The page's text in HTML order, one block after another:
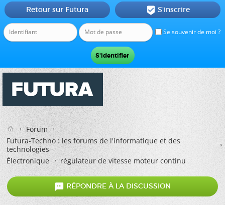
Se souvenir de moi ?
Retour sur Futura  S'inscrire
Forum
Futura-Techno : les forums de l'informatique et des
technologies
Électronique
régulateur de vitesse moteur continu
 RÉPONDRE À LA DISCUSSION